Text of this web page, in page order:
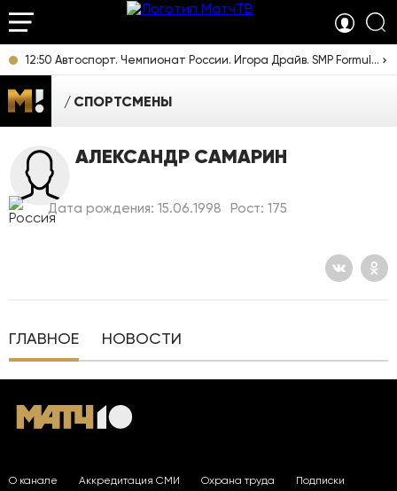
12:50 Автоспорт. Чемпионат России. Игора Драйв. SMP Formula 4. Прямая трансляция из Ленинградской области
СПОРТСМЕНЫ
АЛЕКСАНДР САМАРИН
Дата рождения: 15.06.1998 Рост: 175
ГЛАВНОЕ НОВОСТИ
О канале Аккредитация СМИ Охрана труда Подписки